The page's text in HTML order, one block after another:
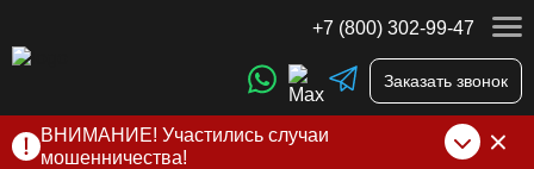
+7 (800) 302-99-47
Заказать звонок
ВНИМАНИЕ! Участились случаи
мошенничества!